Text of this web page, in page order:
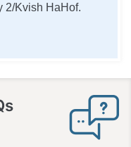
2/Kvish HaHof.